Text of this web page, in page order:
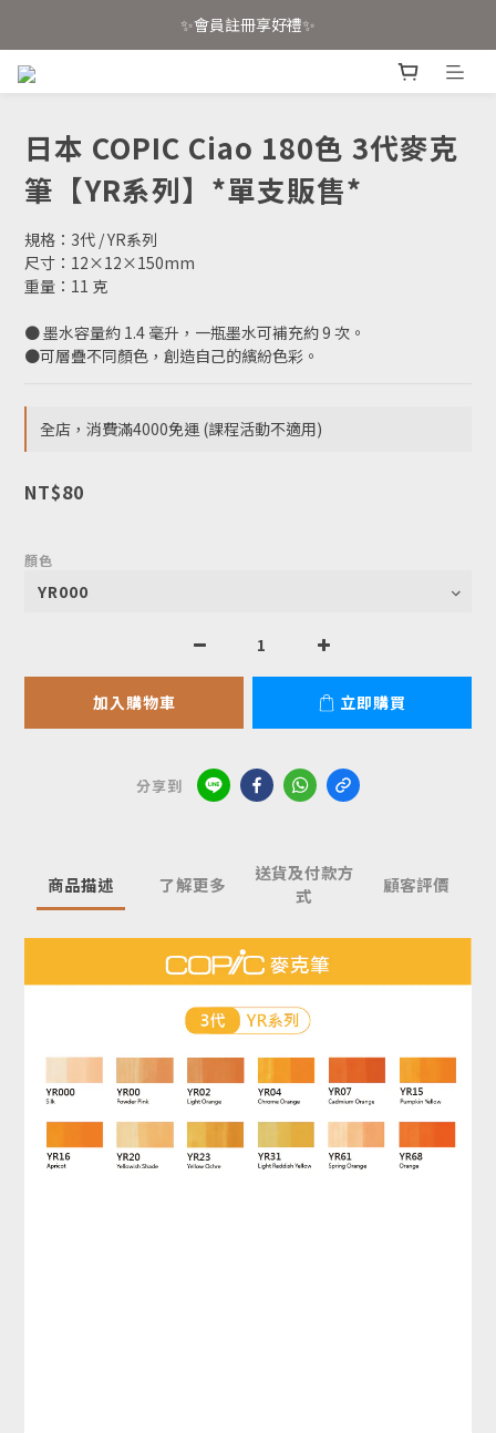
📣 官網已上線！消費滿4000免運📣
✨會員註冊享好禮✨
日本 COPIC Ciao 180色 3代麥克
筆【YR系列】*單支販售*
規格：3代 / YR系列
尺寸：12×12×150mm
重量：11 克
● 墨水容量約 1.4 毫升，一瓶墨水可補充約 9 次。
●可層疊不同顏色，創造自己的繽紛色彩。
全店，消費滿4000免運 (課程活動不適用)
NT$80
顏色
加入購物車 立即購買
分享到
商品描述 了解更多
送貨及付款方
式
顧客評價